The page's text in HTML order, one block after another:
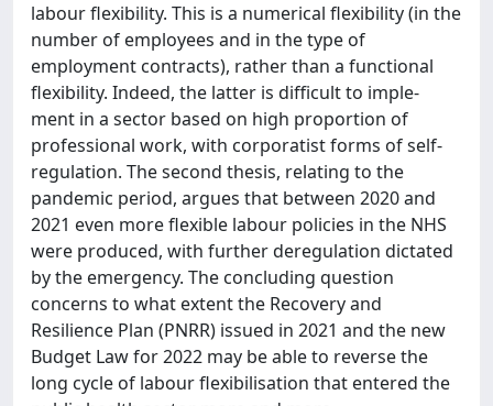
labour flexibility. This is a numerical flexibility (in the
number of employees and in the type of
employment contracts), rather than a functional
flexibility. Indeed, the latter is difficult to imple-
ment in a sector based on high proportion of
professional work, with corporatist forms of self-
regulation. The second thesis, relating to the
pandemic period, argues that between 2020 and
2021 even more flexible labour policies in the NHS
were produced, with further deregulation dictated
by the emergency. The concluding question
concerns to what extent the Recovery and
Resilience Plan (PNRR) issued in 2021 and the new
Budget Law for 2022 may be able to reverse the
long cycle of labour flexibilisation that entered the